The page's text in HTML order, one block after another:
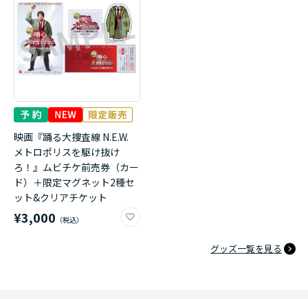
映画『踊る大捜査線 N.E.W.
メトロポリスを駆け抜け
ろ！』ムビチケ前売券（カー
ド）＋限定マグネット2種セ
ット&クリアチケット
¥3,000
グッズ一覧を見る